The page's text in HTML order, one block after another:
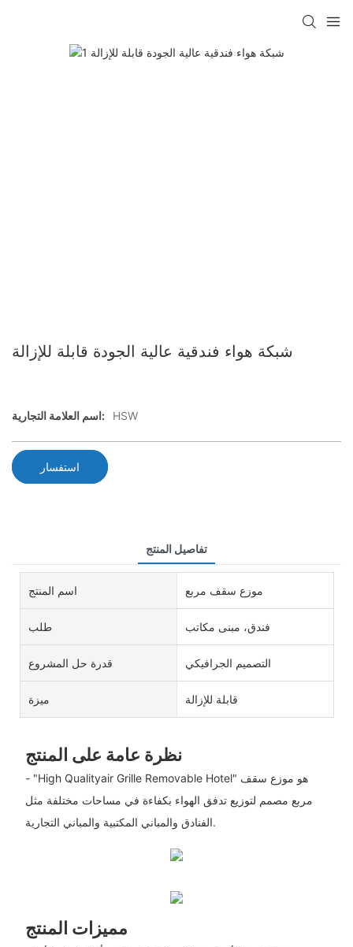
شبكة هواء فندقية عالية الجودة قابلة للإزالة
اسم العلامة التجارية: HSW
استفسار
تفاصيل المنتج
اسم المنتج موزع سقف مربع
طلب فندق، مبنى مكاتب
قدرة حل المشروع التصميم الجرافيكي
ميزة قابلة للإزالة
نظرة عامة على المنتج
- "High Qualityair Grille Removable Hotel" هو موزع سقف
مربع مصمم لتوزيع تدفق الهواء بكفاءة في مساحات مختلفة مثل
الفنادق والمباني المكتبية والمباني التجارية.
مميزات المنتج